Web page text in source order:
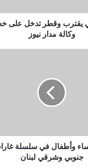
يقترب وقطر تدخل على
وكالة مدار نيوز
نساء وأطفال في سلسلة
جنوبي وشرقي لبنان